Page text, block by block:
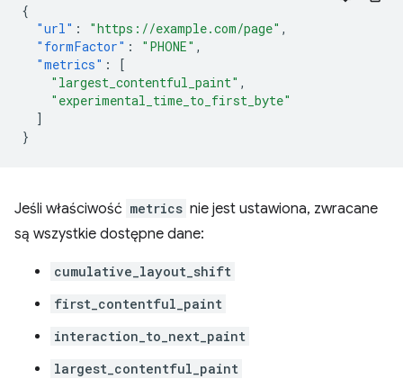
{
"url" : "https://example.com/page" ,
"formFactor" : "PHONE" ,
"metrics" :
[
"largest_contentful_paint" ,
"experimental_time_to_first_byte"
]
}
Jeśli właściwość metrics nie jest ustawiona, zwracane
są wszystkie dostępne dane:
cumulative_layout_shift
first_contentful_paint
interaction_to_next_paint
largest_contentful_paint